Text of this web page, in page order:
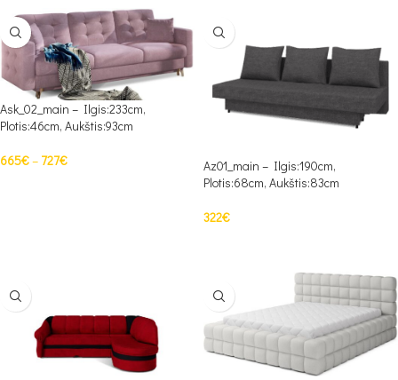
Ask_02_main – Ilgis:233cm,
Plotis:46cm, Aukštis:93cm
665€– 727€
Az01_main – Ilgis:190cm,
Plotis:68cm, Aukštis:83cm
322€